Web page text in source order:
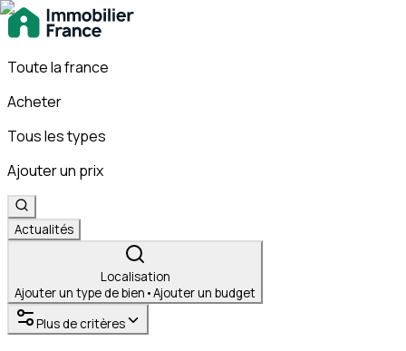
Toute la france
Acheter
Tous les types
Ajouter un prix
Actualités
Localisation
Ajouter un type de bien •Ajouter un budget
Plus de critères